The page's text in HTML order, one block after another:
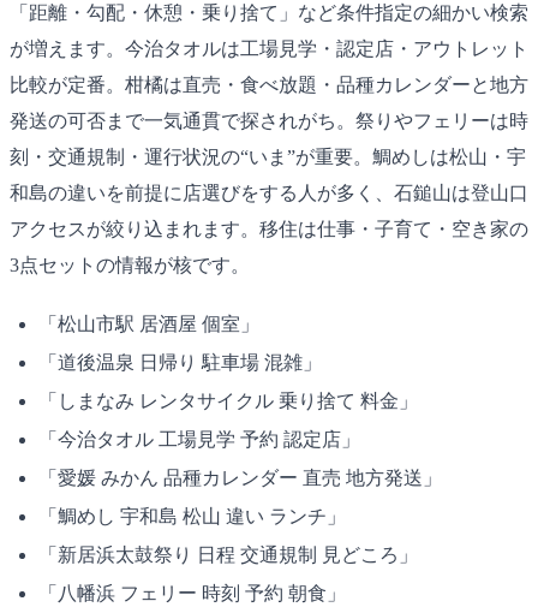
「距離・勾配・休憩・乗り捨て」など条件指定の細かい検索
が増えます。今治タオルは工場見学・認定店・アウトレット
比較が定番。柑橘は直売・食べ放題・品種カレンダーと地方
発送の可否まで一気通貫で探されがち。祭りやフェリーは時
刻・交通規制・運行状況の“いま”が重要。鯛めしは松山・宇
和島の違いを前提に店選びをする人が多く、石鎚山は登山口
アクセスが絞り込まれます。移住は仕事・子育て・空き家の
3点セットの情報が核です。
「松山市駅 居酒屋 個室」
「道後温泉 日帰り 駐車場 混雑」
「しまなみ レンタサイクル 乗り捨て 料金」
「今治タオル 工場見学 予約 認定店」
「愛媛 みかん 品種カレンダー 直売 地方発送」
「鯛めし 宇和島 松山 違い ランチ」
「新居浜太鼓祭り 日程 交通規制 見どころ」
「八幡浜 フェリー 時刻 予約 朝食」